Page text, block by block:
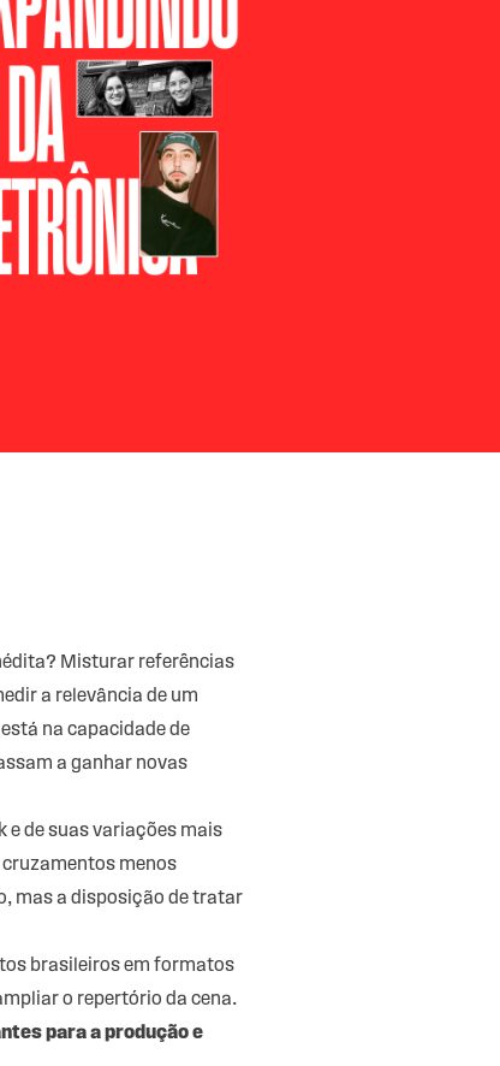
Misturar referências
a relevância de um
na capacidade de
a ganhar novas
e de suas variações mais
cruzamentos menos
mas a disposição de tratar
brasileiros em formatos
o repertório da cena.
para a produção e